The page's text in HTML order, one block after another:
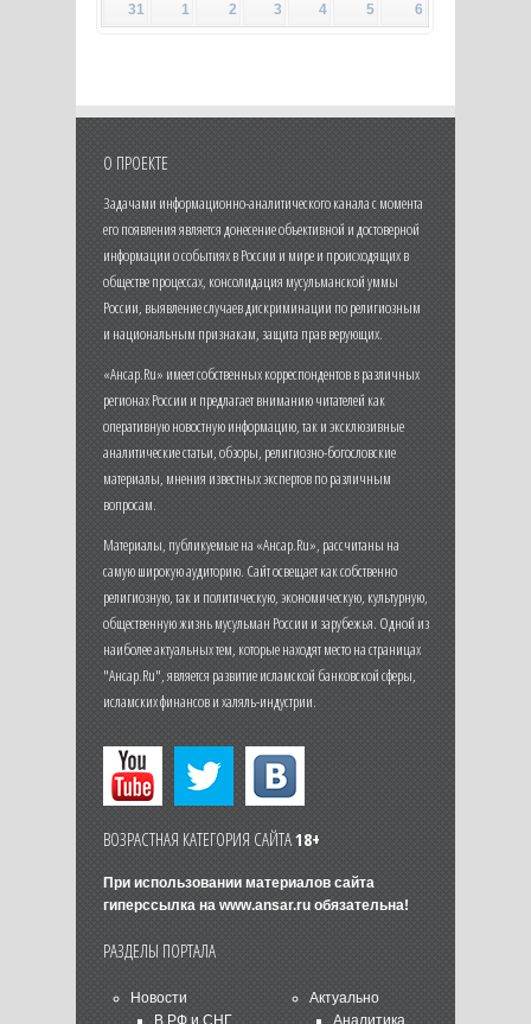
31
1 2 3 4 5 6
О ПРОЕКТЕ
Задачами информационно-аналитического канала с момента
его появления является донесение объективной и достоверной
информации о событиях в России и мире и происходящих в
обществе процессах, консолидация мусульманской уммы
России, выявление случаев дискриминации по религиозным
и национальным признакам, защита прав верующих.
«Ансар.Ru» имеет собственных корреспондентов в различных
регионах России и предлагает вниманию читателей как
оперативную новостную информацию, так и эксклюзивные
аналитические статьи, обзоры, религиозно-богословские
материалы, мнения известных экспертов по различным
вопросам.
Материалы, публикуемые на «Ансар.Ru», рассчитаны на
самую широкую аудиторию. Сайт освещает как собственно
религиозную, так и политическую, экономическую, культурную,
общественную жизнь мусульман России и зарубежья. Одной из
наиболее актуальных тем, которые находят место на страницах
"Ансар.Ru", является развитие исламской банковской сферы,
исламских финансов и халяль-индустрии.
ВОЗРАСТНАЯ КАТЕГОРИЯ САЙТА18+
При использовании материалов сайта
гиперссылка на www.ansar.ruобязательна!
РАЗДЕЛЫ ПОРТАЛА
Новости
В РФ и СНГ
Актуально
Аналитика